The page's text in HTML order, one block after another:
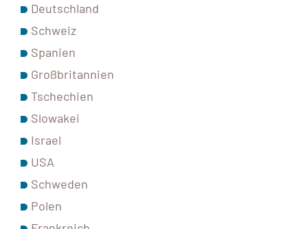
Deutschland
Schweiz
Spanien
Großbritannien
Tschechien
Slowakei
Israel
USA
Schweden
Polen